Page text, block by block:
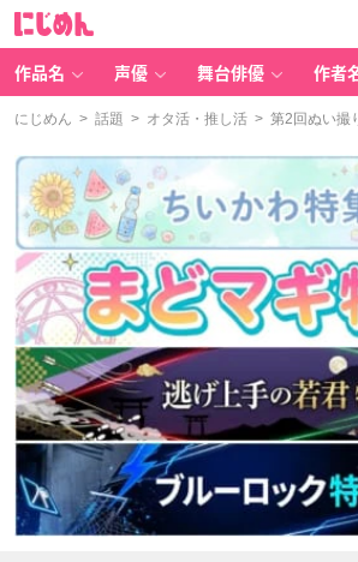
作品名 声優 舞台俳優 作者
にじめん > 話題 > オタ活・推し活 > 第2回ぬい撮